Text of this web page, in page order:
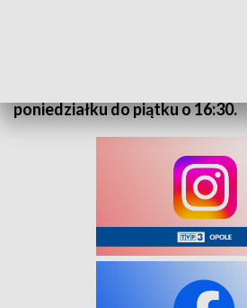
poniedziałku do piątku o 16:30.